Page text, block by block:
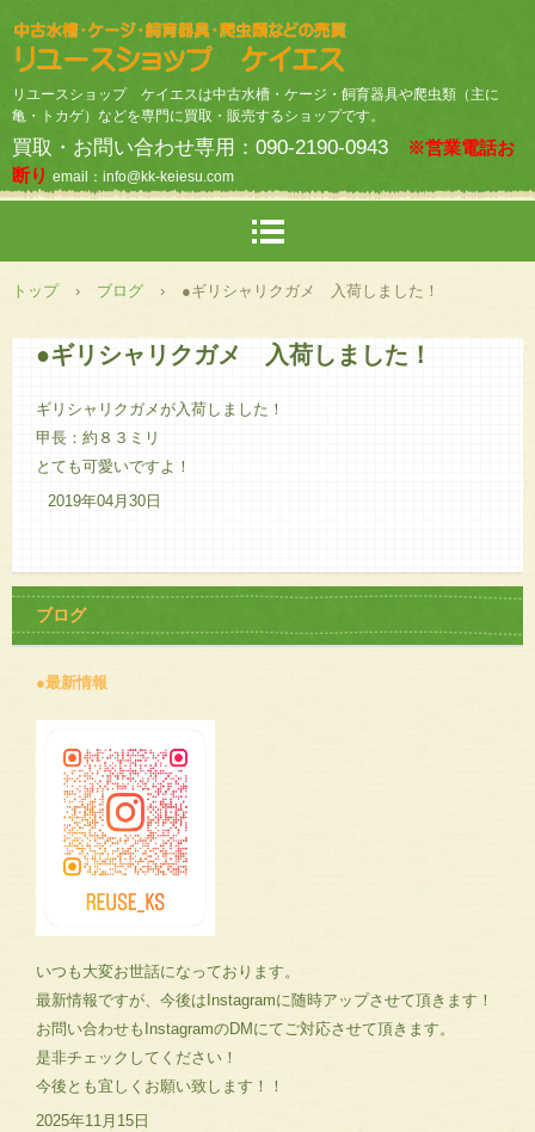
リユースショップ ケイエスは中古水槽・ケージ・飼育器具や爬虫類（主に
亀・トカゲ）などを専門に買取・販売するショップです。
買取・お問い合わせ専用：090-2190-0943
※営業電話お
断り email：info@kk-keiesu.com
トップ › ブログ › ●ギリシャリクガメ 入荷しました！
●ギリシャリクガメ 入荷しました！
ギリシャリクガメが入荷しました！
甲長：約８３ミリ
とても可愛いですよ！
2019年04月30日
ブログ
●最新情報
いつも大変お世話になっております。
最新情報ですが、今後はInstagramに随時アップさせて頂きます！
お問い合わせもInstagramのDMにてご対応させて頂きます。
是非チェックしてください！
今後とも宜しくお願い致します！！
2025年11月15日